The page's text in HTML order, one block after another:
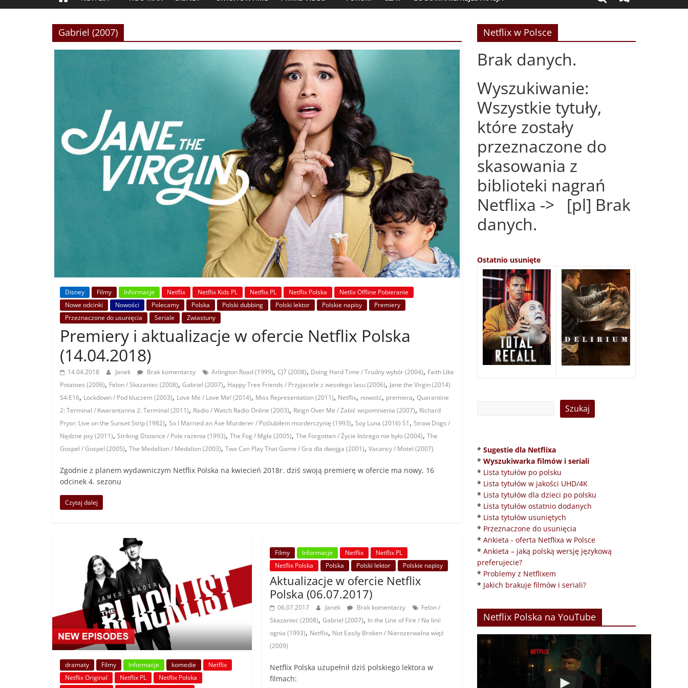
Gabriel (2007)
Disney Filmy Informacje Netflix Netflix Kids PL Netflix PL Netflix Polska
Netlix Offline Pobieranie
Nowe odcinki
Nowości Polecamy Polska Polski dubbing Polski lektor Polskie napisy
Premiery
Przeznaczone do usunięcia
Seriale Zwiastuny
Premiery i aktualizacje w ofercie Netflix Polska
(14.04.2018)
14.04.2018 Janek Brak komentarzy Arlington Road (1999), CJ7 (2008), Doing Hard Time / Trudny wybór (2004), Faith Like
Potatoes (2006), Felon / Skazaniec (2008), Gabriel (2007), Happy Tree Friends / Przyjaciele z wesołego lasu (2006), Jane the Virgin (2014)
S4:E16, Lockdown / Pod kluczem (2003), Love Me / Love Me! (2014), Miss Representation (2011), Netflix, nowość, premiera, Quarantine
2: Terminal / Kwarantanna 2: Terminal (2011), Radio / Watch Radio Online (2003), Reign Over Me / Zabić wspomnienia (2007), Richard
Pryor: Live on the Sunset Strip (1982), So I Married an Axe Murderer / Poślubiłem morderczynię (1993), Soy Luna (2016) S1, Straw Dogs /
Nędzne psy (2011), Striking Distance / Pole rażenia (1993), The Fog / Mgła (2005), The Forgotten / Życie którego nie było (2004), The
Gospel / Gospel (2005), The Medallion / Medalion (2003), Two Can Play That Game / Gra dla dwojga (2001), Vacancy / Motel (2007)
Zgodnie z planem wydawniczym Netflix Polska na kwiecień 2018r. dziś swoją premierę w ofercie ma nowy, 16
odcinek 4. sezonu
Czytaj dalej
dramaty Filmy Informacje komedie
Netflix
Netflix Original
Netflix PL
Netflix Polska
Filmy Informacje Netflix
Netflix PL
Netflix Polska
Polska Polski lektor Polskie napisy
Aktualizacje w ofercie Netflix
Polska (06.07.2017)
06.07.2017 Janek Brak komentarzy
Felon /
Skazaniec (2008),Gabriel (2007), In the Line of Fire / Na linii
ognia (1993), Netflix, Not Easily Broken / Nierozerwalna więź
(2009)
Netflix Polska uzupełnił dziś polskiego lektora w
filmach:
Netflix w Polsce
Brak danych.
Wyszukiwanie:
Wszystkie tytuły,
które zostały
przeznaczone do
skasowania z
biblioteki nagrań
Netflixa -> [pl] Brak
danych.
Ostatnio usunięte
* Sugestie dla Netflixa
* Wyszukiwarka filmów i seriali
* Lista tytułów po polsku
* Lista tytułów w jakości UHD/4K
* Lista tytułów dla dzieci po polsku
* Lista tytułów ostatnio dodanych
* Lista tytułów usuniętych
* Przeznaczone do usunięcia
* Ankieta - oferta Netflixa w Polsce
* Ankieta – jaką polską wersję językową
preferujecie?
* Problemy z Netflixem
* Jakich brakuje filmów i seriali?
Netflix Polska na YouTube